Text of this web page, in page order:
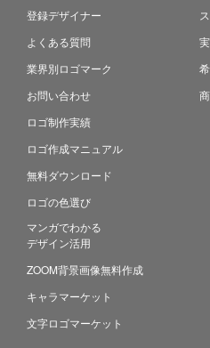
登録デザイナー
よくある質問
業界別ロゴマーク
お問い合わせ
ロゴ制作実績
ロゴ作成マニュアル
無料ダウンロード
ロゴの色選び
マンガでわかる
デザイン活用
ZOOM背景画像無料作成
キャラマーケット
文字ロゴマーケット